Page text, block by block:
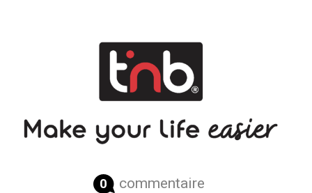
0 commentaire